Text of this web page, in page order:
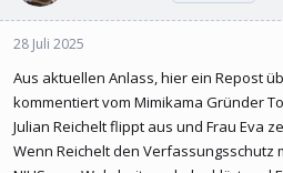
28 Juli 2025
Aus aktuellen Anlass, hier ein Repost
kommentiert vom Mimikama Gründer
Julian Reichelt flippt aus und Frau Eva
Wenn Reichelt den Verfassungsschutz